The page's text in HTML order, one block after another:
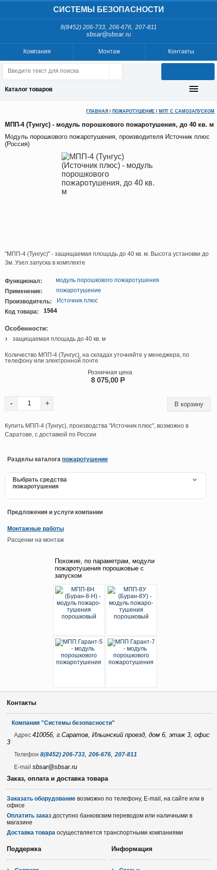
СИСТЕМЫ БЕЗОПАСНОСТИ
8(8452) 206-733, 206-676, 207-811
sbsar@sbsar.ru
Контакты
Монтаж
Компания
Каталог товаров
ГЛАВНАЯ / ПОЖАРОТУШЕНИЕ / МПТ С САМОЗАПУСКОМ
МПП-4 (Тунгус) - модуль порошкового пожаротушения, до 40 кв. м
Модуль порошкового пожаротушения, производителя Источник плюс
(Россия)
"МПП-4 (Тунгус)" - защищаемая площадь до 40 кв. м. Высота установки до
3м. Узел запуска в комплекте
Функционал:
модуль порошкового пожаротушения
Применение:
пожаротушение
Производитель:
Источник плюс
Код товара:
1564
Особенности:
защищаемая площадь до 40 кв. м
Количество МПП-4 (Тунгус), на складах уточняйте у менеджера, по
телефону или электронной почте
Розничная цена
8 075,00 P
- +
Купить МПП-4 (Тунгус), производства "Источник плюс", возможно в
Саратове, с доставкой по России
Разделы каталога пожаротушение
Выбрать средства
пожаротушения
Предложения и услуги компании
Монтажные работы
Расценки на монтаж
Похожие, по параметрам, модули
пожаротушения порошковые с
запуском
Контакты
Компания "Системы безопасности"
Адрес 410056, г.Саратов, Ильинский проезд, дом 6, этаж 3, офис
3
Телефон 8(8452) 206-733,206-676,207-811
E-mail sbsar@sbsar.ru
Заказ, оплата и доставка товара
Заказать оборудование возможно по телефону, E-mail, на сайте или в
офисе
Оплатить заказ доступно банковским переводом или наличными в
магазине
Доставка товара осуществляется транспортными компаниями
Поддержка Информация